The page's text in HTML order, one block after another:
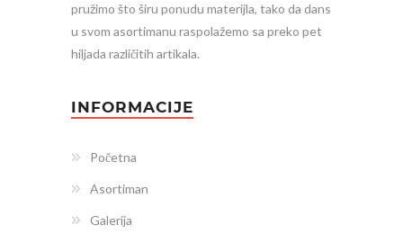
pružimo što širu ponudu materijla, tako da dans
u svom asortimanu raspolažemo sa preko pet
hiljada različitih artikala.
INFORMACIJE
Početna
Asortiman
Galerija